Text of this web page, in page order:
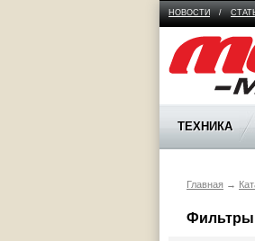
НОВОСТИ /
Moto Magazine
ТЕХНИКА
Главная →
Фильтры